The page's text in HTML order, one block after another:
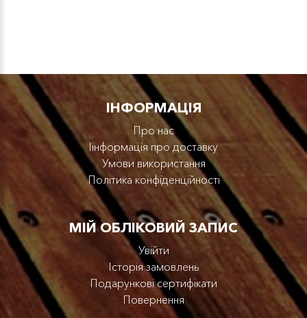
IНФОРМАЦІЯ
Про нас
Iінформація про доставку
Умови використання
Політика конфіденційності
МІЙ ОБЛІКОВИЙ ЗАПИС
Увійти
Історія замовлень
Подарункові сертифікати
Повернення